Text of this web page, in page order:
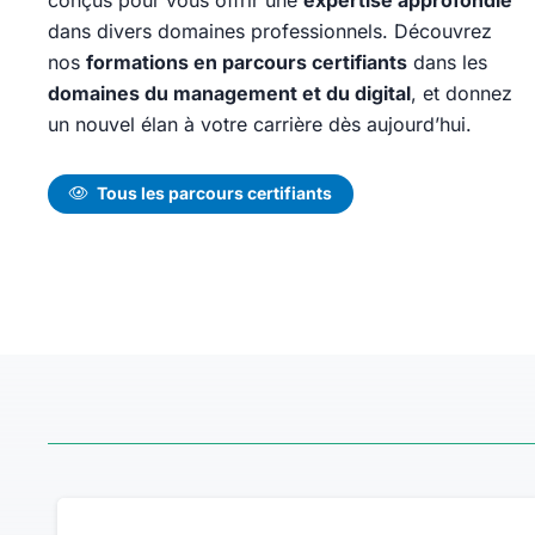
dans divers domaines professionnels. Découvrez
nos formations en parcours certifiants dans les
domaines du management et du digital, et donnez
un nouvel élan à votre carrière dès aujourd’hui.
Tous les parcours certifiants
équipes des compétences essentielles pour
dans leur production vidéo. Grâce à une
pédagogique interactive et des cas concrets,
vous aidera à exploiter tout le potentiel
et à en faire un véritable atout pour votre
entreprise.
Intelligence Artificielle
sociaux
Vidéo
Durée 2 jours
Prochaine session
10/08/2026
Distanciel possible :